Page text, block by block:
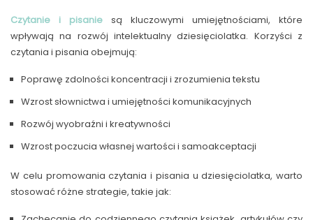
Czytanie i pisanie są kluczowymi umiejętnościami, które
wpływają na rozwój intelektualny dziesięciolatka. Korzyści z
czytania i pisania obejmują:
Poprawę zdolności koncentracji i zrozumienia tekstu
Wzrost słownictwa i umiejętności komunikacyjnych
Rozwój wyobraźni i kreatywności
Wzrost poczucia własnej wartości i samoakceptacji
W celu promowania czytania i pisania u dziesięciolatka, warto
stosować różne strategie, takie jak: